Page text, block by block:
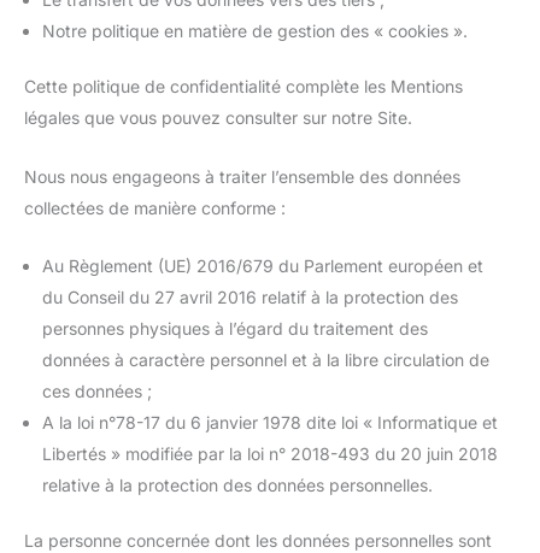
Notre politique en matière de gestion des « cookies ».
Cette politique de confidentialité complète les Mentions
légales que vous pouvez consulter sur notre Site.
Nous nous engageons à traiter l’ensemble des données
collectées de manière conforme :
Au Règlement (UE) 2016/679 du Parlement européen et
du Conseil du 27 avril 2016 relatif à la protection des
personnes physiques à l’égard du traitement des
données à caractère personnel et à la libre circulation de
ces données ;
A la loi n°78-17 du 6 janvier 1978 dite loi « Informatique et
Libertés » modifiée par la loi n° 2018-493 du 20 juin 2018
relative à la protection des données personnelles.
La personne concernée dont les données personnelles sont